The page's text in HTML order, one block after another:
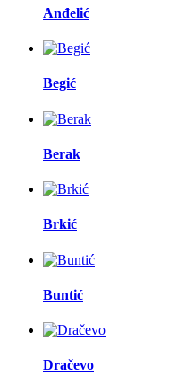
Anđelić
Begić
Berak
Brkić
Buntić
Dračevo